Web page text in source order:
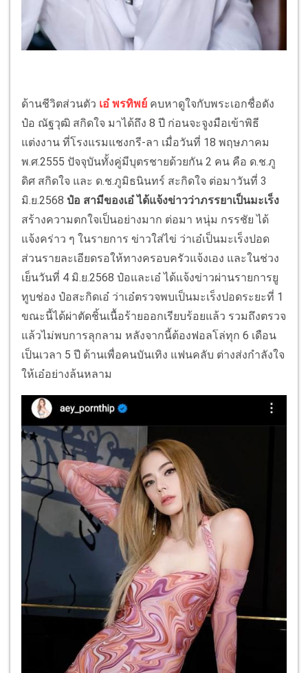
ด้านชีวิตส่วนตัว เอ๋ พรทิพย์ คบหาดูใจกับพระเอกชื่อดัง
ป๋อ ณัฐวุฒิ สกิดใจ มาได้ถึง 8 ปี ก่อนจะจูงมือเข้าพิธี
แต่งงาน ที่โรงแรมแชงกรี-ลา เมื่อวันที่ 18 พฤษภาคม
พ.ศ.2555 ปัจจุบันทั้งคู่มีบุตรชายด้วยกัน 2 คน คือ ด.ช.ภู
ดิศ สกิดใจ และ ด.ช.ภูมิธนินทร์ สะกิดใจ ต่อมาวันที่ 3
มิ.ย.2568 ป๋อ สามีของเอ๋ ได้แจ้งข่าวว่าภรรยาเป็นมะเร็ง
สร้างความตกใจเป็นอย่างมาก ต่อมา หนุ่ม กรรชัย ได้
แจ้งคร่าว ๆ ในรายการ ข่าวใส่ไข่ ว่าเอ๋เป็นมะเร็งปอด
ส่วนรายละเอียดรอให้ทางครอบครัวแจ้งเอง และในช่วง
เย็นวันที่ 4 มิ.ย.2568 ป๋อและเอ๋ ได้แจ้งข่าวผ่านรายการยู
ทูบช่อง ป๋อสะกิดเอ๋ ว่าเอ๋ตรวจพบเป็นมะเร็งปอดระยะที่ 1
ขณะนี้ได้ผ่าตัดชิ้นเนื้อร้ายออกเรียบร้อยแล้ว รวมถึงตรวจ
แล้วไม่พบการลุกลาม หลังจากนี้ต้องฟอลโล่ทุก 6 เดือน
เป็นเวลา 5 ปี ด้านเพื่อคนบันเทิง แฟนคลับ ต่างส่งกำลังใจ
ให้เอ๋อย่างล้นหลาม